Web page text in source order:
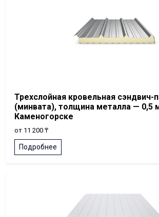
Трехслойная кровельная сэндвич-
(минвата), толщина металла — 0,5
Каменогорске
от 11 200 ₸
Подробнее